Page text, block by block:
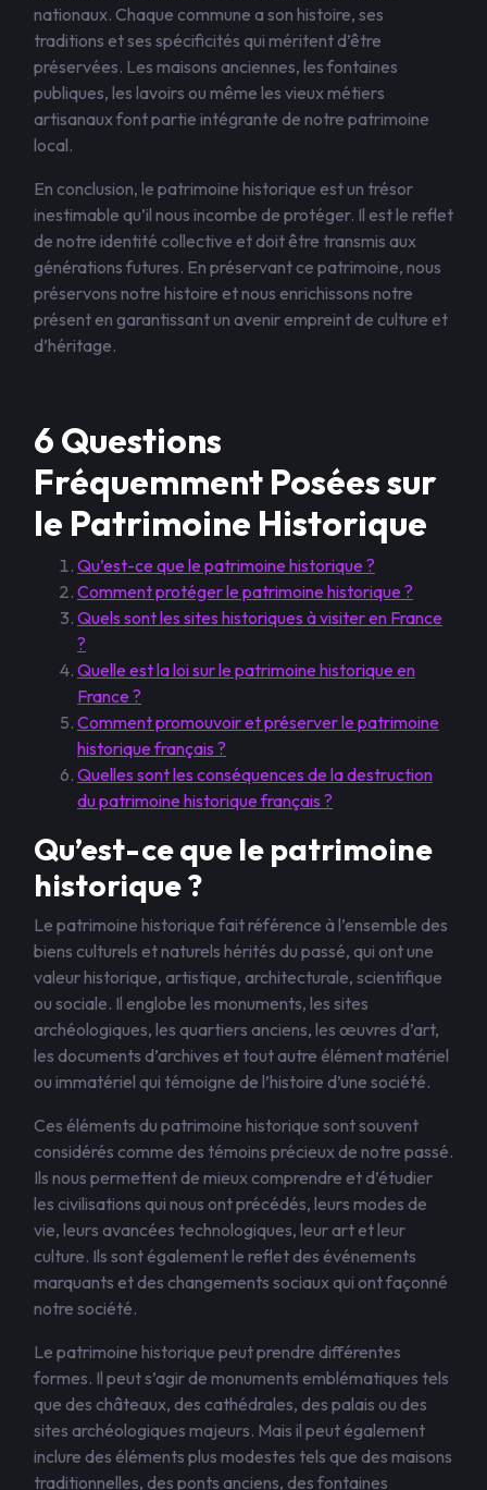
nationaux. Chaque commune a son histoire, ses
traditions et ses spécificités qui méritent d’être
préservées. Les maisons anciennes, les fontaines
publiques, les lavoirs ou même les vieux métiers
artisanaux font partie intégrante de notre patrimoine
local.
En conclusion, le patrimoine historique est un trésor
inestimable qu’il nous incombe de protéger. Il est le reflet
de notre identité collective et doit être transmis aux
générations futures. En préservant ce patrimoine, nous
préservons notre histoire et nous enrichissons notre
présent en garantissant un avenir empreint de culture et
d’héritage.
6 Questions
Fréquemment Posées sur
le Patrimoine Historique
Qu’est-ce que le patrimoine historique ?
Comment protéger le patrimoine historique ?
Quels sont les sites historiques à visiter en France
?
Quelle est la loi sur le patrimoine historique en
France ?
Comment promouvoir et préserver le patrimoine
historique français ?
Quelles sont les conséquences de la destruction
du patrimoine historique français ?
Qu’est-ce que le patrimoine
historique ?
Le patrimoine historique fait référence à l’ensemble des
biens culturels et naturels hérités du passé, qui ont une
valeur historique, artistique, architecturale, scientifique
ou sociale. Il englobe les monuments, les sites
archéologiques, les quartiers anciens, les œuvres d’art,
les documents d’archives et tout autre élément matériel
ou immatériel qui témoigne de l’histoire d’une société.
Ces éléments du patrimoine historique sont souvent
considérés comme des témoins précieux de notre passé.
Ils nous permettent de mieux comprendre et d’étudier
les civilisations qui nous ont précédés, leurs modes de
vie, leurs avancées technologiques, leur art et leur
culture. Ils sont également le reflet des événements
marquants et des changements sociaux qui ont façonné
notre société.
Le patrimoine historique peut prendre différentes
formes. Il peut s’agir de monuments emblématiques tels
que des châteaux, des cathédrales, des palais ou des
sites archéologiques majeurs. Mais il peut également
inclure des éléments plus modestes tels que des maisons
traditionnelles, des ponts anciens, des fontaines